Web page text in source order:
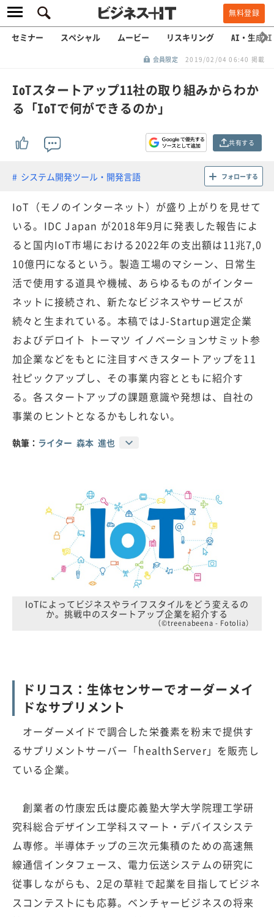
無料登録
セミナー スペシャル ムービー リスキリング AI・生成AI
会員限定 2019/02/04 06:40 掲載
IoTスタートアップ11社の取り組みからわか
る「IoTで何ができるのか」
共有する
システム開発ツール・開発言語 フォローする
IoT（モノのインターネット）が盛り上がりを見せて
いる。IDC Japan が2018年9月に発表した報告によ
ると国内IoT市場における2022年の支出額は11兆7,0
10億円になるという。製造工場のマシーン、日常生
活で使用する道具や機械、あらゆるものがインター
ネットに接続され、新たなビジネスやサービスが
続々と生まれている。本稿ではJ-Startup選定企業
およびデロイト トーマツ イノベーションサミット参
加企業などをもとに注目すべきスタートアップを11
社ピックアップし、その事業内容とともに紹介す
る。各スタートアップの課題意識や発想は、自社の
事業のヒントとなるかもしれない。
執筆： ライター 森本 進也
IoTによってビジネスやライフスタイルをどう変えるの
か。挑戦中のスタートアップ企業を紹介する
（©treenabeena - Fotolia）
ドリコス：生体センサーでオーダーメイ
ドなサプリメント
オーダーメイドで調合した栄養素を粉末で提供す
るサプリメントサーバー「healthServer」を販売し
ている企業。
創業者の竹康宏氏は慶応義塾大学大学院理工学研
究科総合デザイン工学科スマート・デバイスシステ
ム専修。半導体チップの三次元集積のための高速無
線通信インタフェース、電力伝送システムの研究に
従事しながらも、2足の草鞋で起業を目指してビジネ
スコンテストにも応募。ベンチャービジネスの将来